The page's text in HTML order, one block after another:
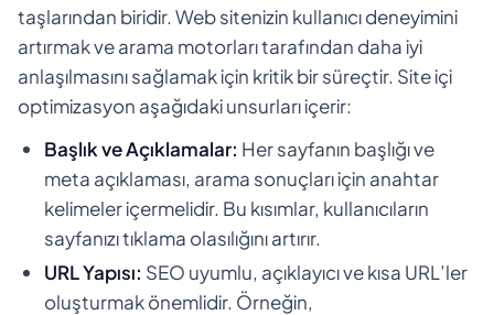
taşlarından biridir. Web sitenizin kullanıcı deneyimini
artırmak ve arama motorları tarafından daha iyi
anlaşılmasını sağlamak için kritik bir süreçtir. Site içi
optimizasyon aşağıdaki unsurları içerir:
Başlık ve Açıklamalar: Her sayfanın başlığı ve
meta açıklaması, arama sonuçları için anahtar
kelimeler içermelidir. Bu kısımlar, kullanıcıların
sayfanızı tıklama olasılığını artırır.
URL Yapısı: SEO uyumlu, açıklayıcı ve kısa URL’ler
oluşturmak önemlidir. Örneğin,